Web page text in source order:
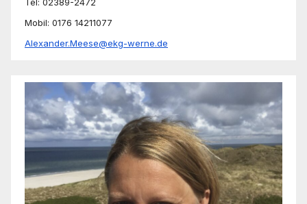
Mobil: 0176 14211077
Alexander.Meese@ekg-werne.de